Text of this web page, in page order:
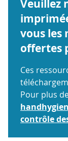
Veuillez
vous les
offertes
Ces
Pour plus
contrôle